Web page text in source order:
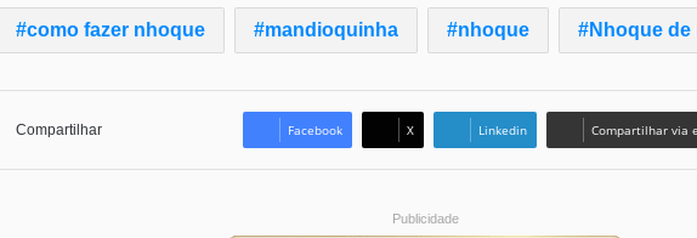
como fazer nhoque mandioquinha nhoque Nhoque de
Compartilhar Facebook X Linkedin Compartilhar via
Publicidade